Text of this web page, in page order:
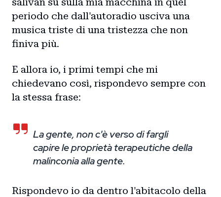
periodo che dall'autoradio usciva una
musica triste di una tristezza che non
finiva più.
E allora io, i primi tempi che mi
chiedevano così, rispondevo sempre con
la stessa frase:
La gente, non c'è verso di fargli
capire le proprietà terapeutiche della
malinconia alla gente.
Rispondevo io da dentro l'abitacolo della